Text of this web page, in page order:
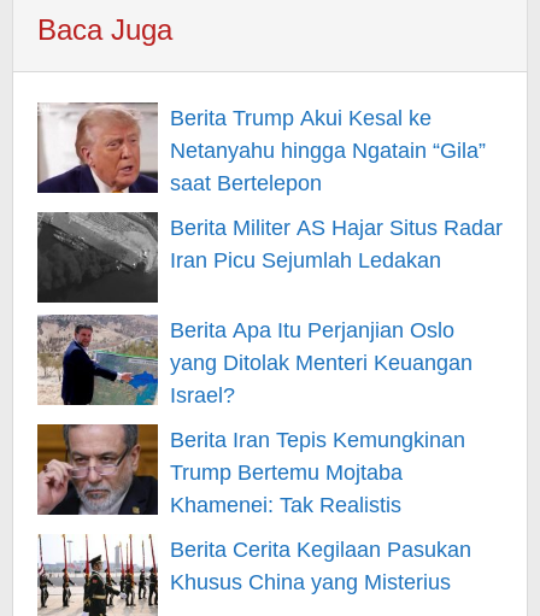
Baca Juga
Berita Trump Akui Kesal ke
Netanyahu hingga Ngatain “Gila”
saat Bertelepon
Berita Militer AS Hajar Situs Radar
Iran Picu Sejumlah Ledakan
Berita Apa Itu Perjanjian Oslo
yang Ditolak Menteri Keuangan
Israel?
Berita Iran Tepis Kemungkinan
Trump Bertemu Mojtaba
Khamenei: Tak Realistis
Berita Cerita Kegilaan Pasukan
Khusus China yang Misterius